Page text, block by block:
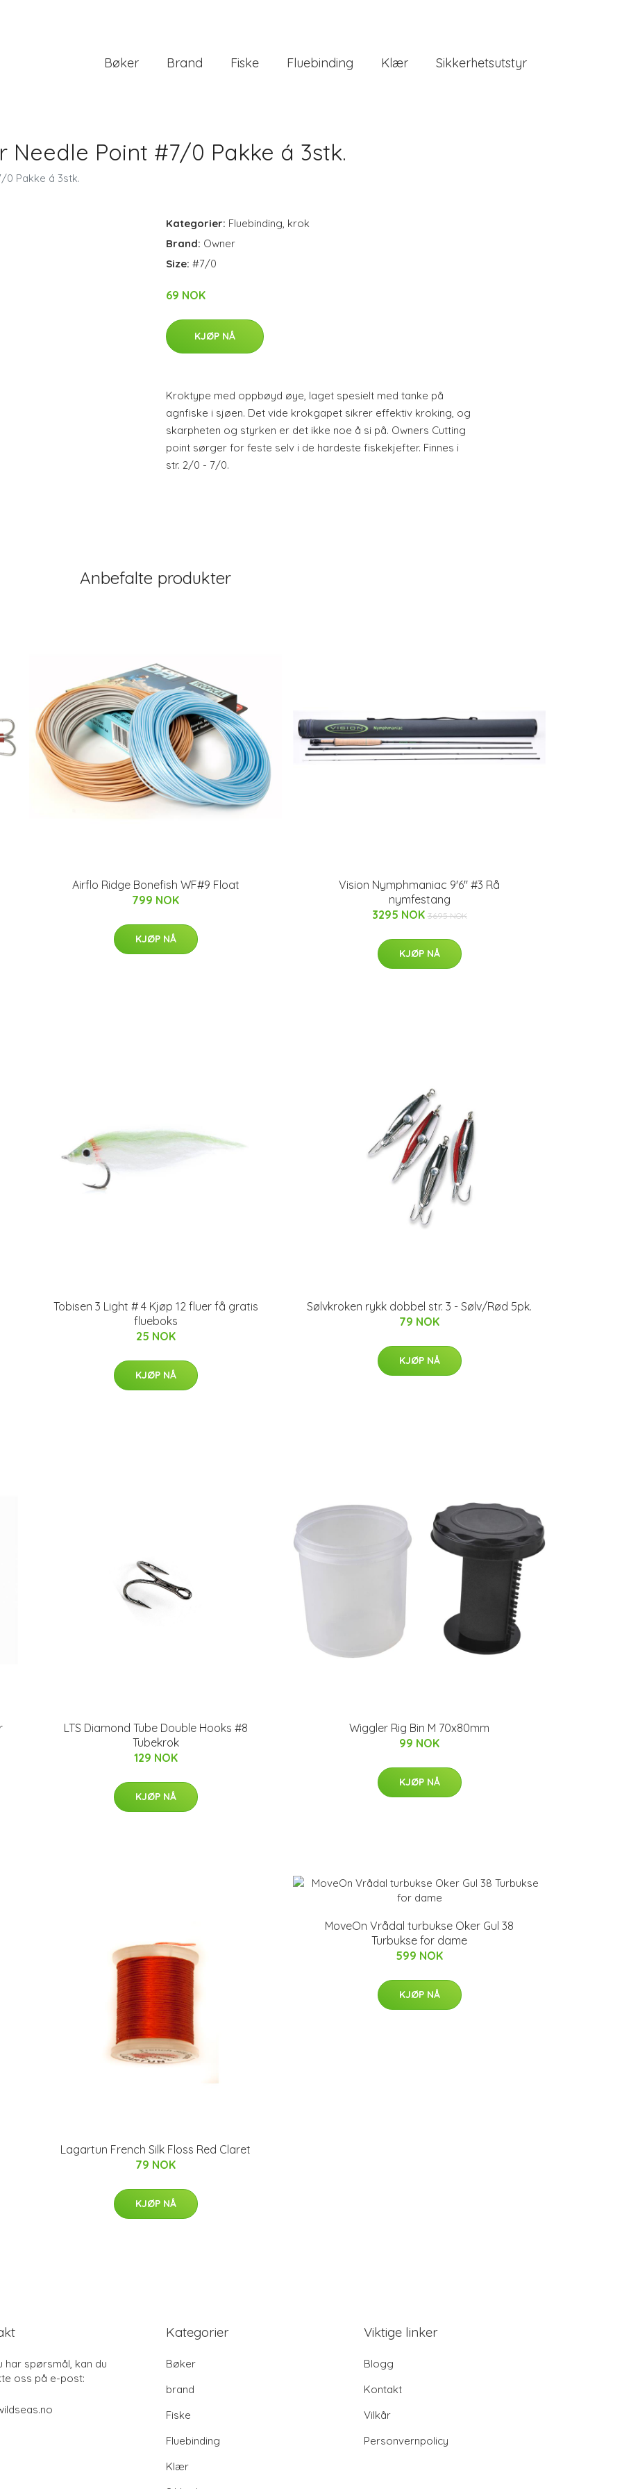
Bøker Brand Fiske Fluebinding Klær Sikkerhetsutstyr
Needle Point #7/0 Pakke á 3stk.
0 Pakke á 3stk.
Kategorier: Fluebinding, krok
Brand: Owner
Size: #7/0
69 NOK
KJØP NÅ
Kroktype med oppbøyd øye, laget spesielt med tanke på
agnfiske i sjøen. Det vide krokgapet sikrer effektiv kroking, og
skarpheten og styrken er det ikke noe å si på. Owners Cutting
point sørger for feste selv i de hardeste fiskekjefter. Finnes i
str. 2/0 - 7/0.
Anbefalte produkter
Airflo Ridge Bonefish WF#9 Float
799 NOK
KJØP NÅ
Vision Nymphmaniac 9'6" #3 Rå
nymfestang
3295 NOK 3695 NOK
KJØP NÅ
Tobisen 3 Light # 4 Kjøp 12 fluer få gratis
flueboks
25 NOK
KJØP NÅ
Sølvkroken rykk dobbel str. 3 - Sølv/Rød 5pk.
79 NOK
KJØP NÅ
LTS Diamond Tube Double Hooks #8
Tubekrok
129 NOK
KJØP NÅ
Wiggler Rig Bin M 70x80mm
99 NOK
KJØP NÅ
Lagartun French Silk Floss Red Claret
79 NOK
KJØP NÅ
MoveOn Vrådal turbukse Oker Gul 38
Turbukse for dame
599 NOK
KJØP NÅ
har spørsmål, kan du
oss på e-post:
Kategorier
Bøker
brand
Fiske
Fluebinding
Klær
Viktige linker
Blogg
Kontakt
Vilkår
Personvernpolicy